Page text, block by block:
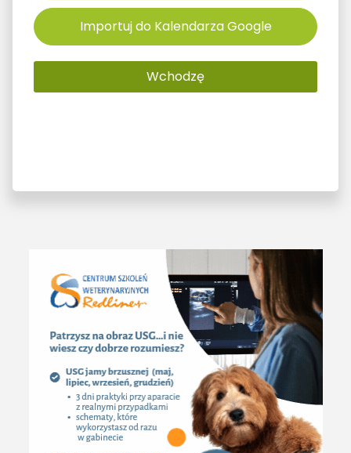
Importuj do Kalendarza Google
Wchodzę